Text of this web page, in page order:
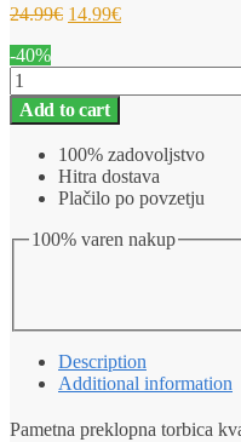
24.99€ 14.99€
-40%
Ovitek
za
telefon
preklopna
torbica
Samsung
A70
črna
Add to cart
100% zadovoljstvo
Hitra dostava
Plačilo po povzetju
100% varen nakup
Description
Additional information
Pametna preklopna torbica